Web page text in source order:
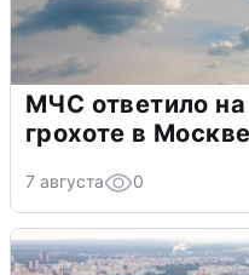
МЧС ответило
грохоте в Москве
7 августа 0